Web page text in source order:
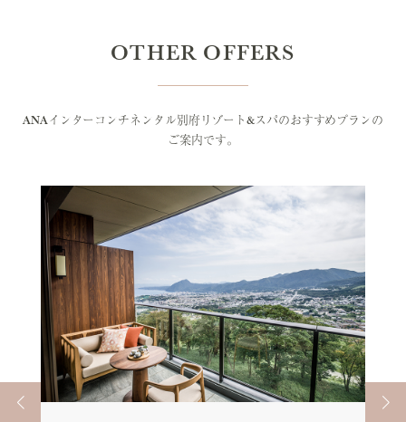
OTHER OFFERS
ANAインターコンチネンタル別府リゾート&スパのおすすめプランの
ご案内です。